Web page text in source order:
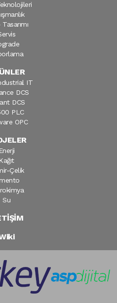
IT
DCS
DCS
PLC
OPC
Enerji
Kağıt
Çelik
Su